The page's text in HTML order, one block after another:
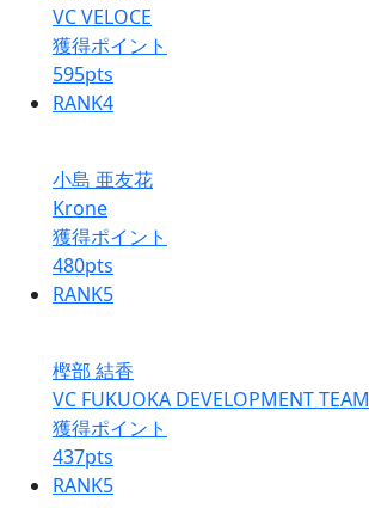
VC VELOCE
獲得ポイント
595pts
RANK4
小島 亜友花
Krone
獲得ポイント
480pts
RANK5
樫部 結香
VC FUKUOKA DEVELOPMENT TEAM
獲得ポイント
437pts
RANK5